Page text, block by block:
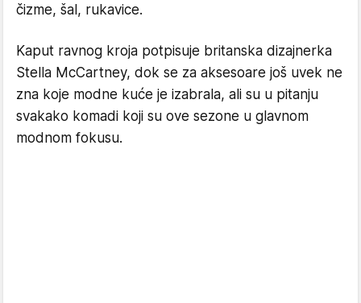
čizme, šal, rukavice.
Kaput ravnog kroja potpisuje britanska dizajnerka
Stella McCartney, dok se za aksesoare još uvek ne
zna koje modne kuće je izabrala, ali su u pitanju
svakako komadi koji su ove sezone u glavnom
modnom fokusu.